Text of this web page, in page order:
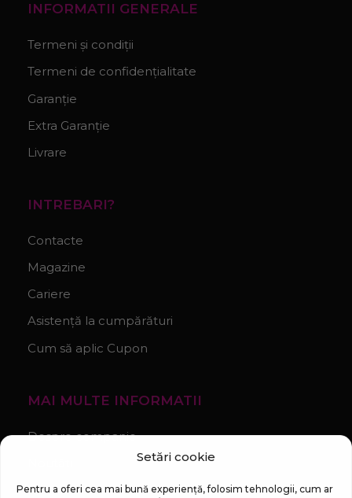
Setări cookie
Pentru a oferi cea mai bună experiență, folosim tehnologii, cum ar
INFORMATII GENERALE
Termeni și condiții
Termeni de confidențialitate
Garanție
Extra Garanție
Livrare
INTREBARI?
Contacte
Magazine
Cariere
Asistență la cumpărături
Cum să aplic Cupon
MAI MULTE INFORMATII
Despre companie
Regulament Campanie „100 zile pana la vis”